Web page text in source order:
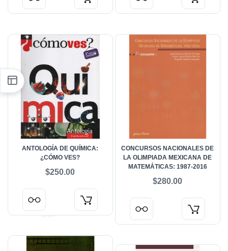
ANTOLOGÍA DE QUÍMICA:
¿CÓMO VES?
$250.00
CONCURSOS NACIONALES DE
LA OLIMPIADA MEXICANA DE
MATEMÁTICAS: 1987-2016
$280.00